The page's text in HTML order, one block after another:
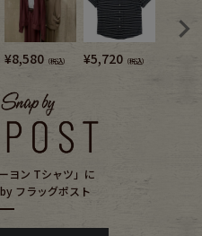
¥8,580 （税込） ¥5,720 （税込）
ヨン Tシャツ」に
フラッグポスト